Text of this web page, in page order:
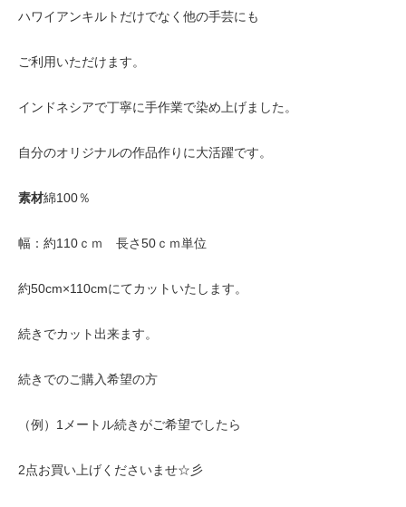
ハワイアンキルトだけでなく他の手芸にも
ご利用いただけます。
インドネシアで丁寧に手作業で染め上げました。
自分のオリジナルの作品作りに大活躍です。
素材綿100％
幅：約110ｃｍ 長さ50ｃｍ単位
約50cm×110cmにてカットいたします。
続きでカット出来ます。
続きでのご購入希望の方
（例）1メートル続きがご希望でしたら
2点お買い上げくださいませ☆彡